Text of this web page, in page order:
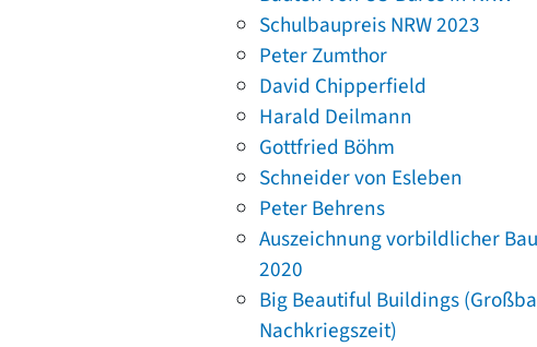
Schulbaupreis NRW 2023
Peter Zumthor
David Chipperfield
Harald Deilmann
Gottfried Böhm
Schneider von Esleben
Peter Behrens
Auszeichnung vorbildlicher
2020
Big Beautiful Buildings
Nachkriegszeit)